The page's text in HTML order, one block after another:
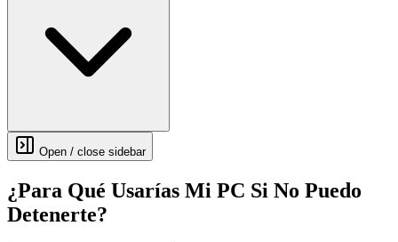
Open / close sidebar
¿Para Qué Usarías Mi PC Si No Puedo
Detenerte?